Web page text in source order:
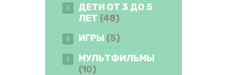
ДЕТИ ОТ 3 ДО 5
ЛЕТ (48)
ИГРЫ (5)
МУЛЬТФИЛЬМЫ
(10)